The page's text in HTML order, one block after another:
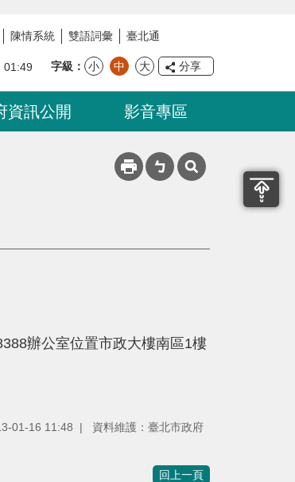
陳情系統 雙語詞彙 臺北通
01:49 字級 小 中 大 分享
資訊公開 影音專區
辦公室位置市政大樓南區1樓
01-16 11:48 資料維護：臺北市政府
回上一頁